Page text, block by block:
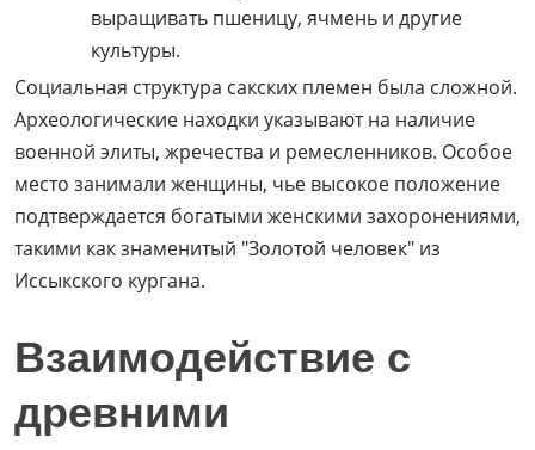
выращивать пшеницу, ячмень и другие
культуры.
Социальная структура сакских племен была сложной.
Археологические находки указывают на наличие
военной элиты, жречества и ремесленников. Особое
место занимали женщины, чье высокое положение
подтверждается богатыми женскими захоронениями,
такими как знаменитый "Золотой человек" из
Иссыкского кургана.
Взаимодействие с
древними